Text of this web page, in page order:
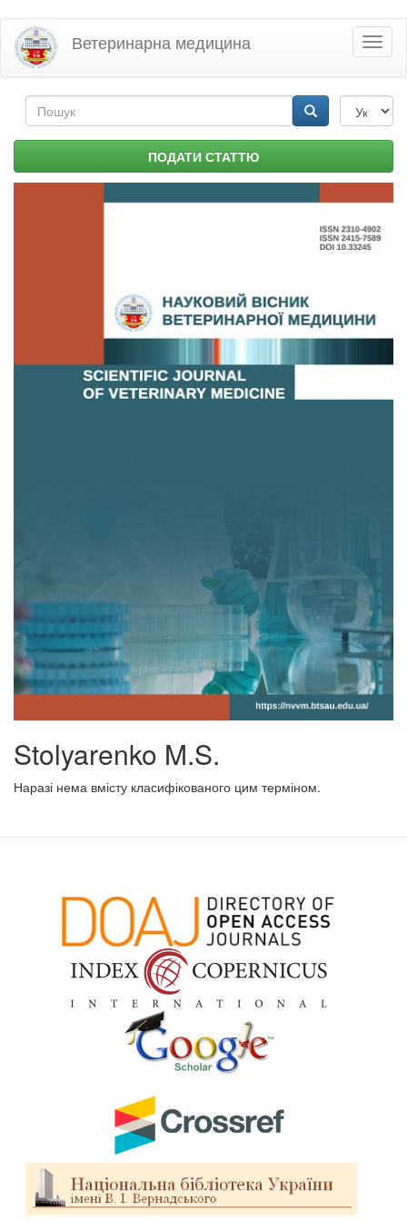
Перейти
основного
матеріалу
Ветеринарна медицина
Пошукова
форма ПОДАТИ СТАТТЮ
Stolyarenko M.S.
Наразі нема вмісту класифікованого цим терміном.